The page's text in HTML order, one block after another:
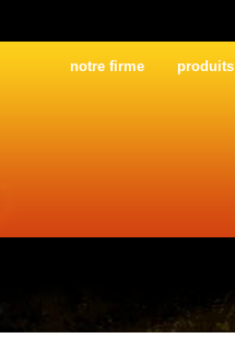
notre firme produits